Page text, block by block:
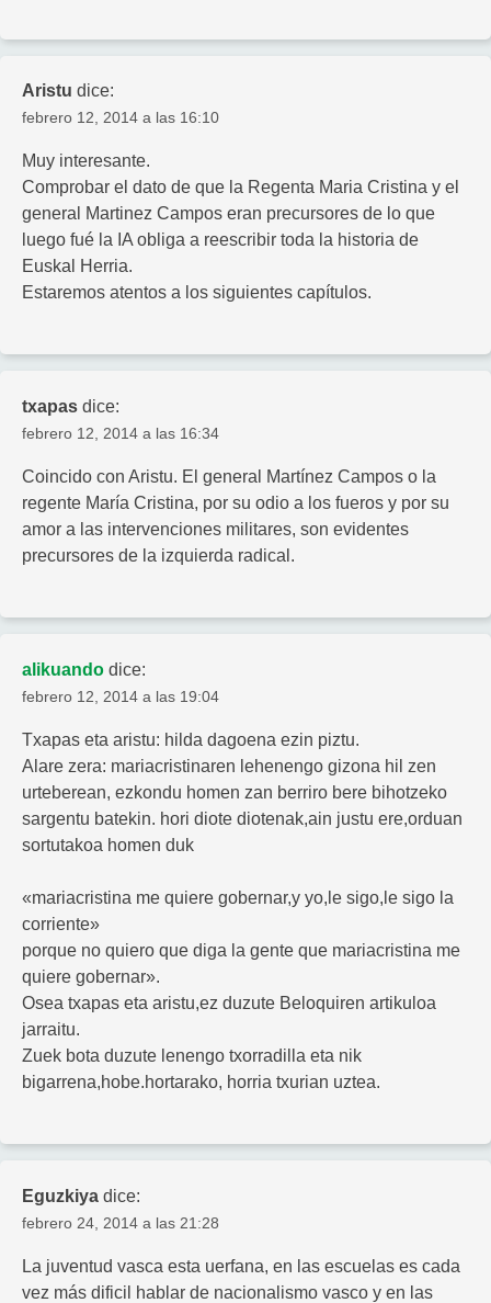
Aristu dice:
febrero 12, 2014 a las 16:10
Muy interesante.
Comprobar el dato de que la Regenta Maria Cristina y el
general Martinez Campos eran precursores de lo que
luego fué la IA obliga a reescribir toda la historia de
Euskal Herria.
Estaremos atentos a los siguientes capítulos.
txapas dice:
febrero 12, 2014 a las 16:34
Coincido con Aristu. El general Martínez Campos o la
regente María Cristina, por su odio a los fueros y por su
amor a las intervenciones militares, son evidentes
precursores de la izquierda radical.
alikuando dice:
febrero 12, 2014 a las 19:04
Txapas eta aristu: hilda dagoena ezin piztu.
Alare zera: mariacristinaren lehenengo gizona hil zen
urteberean, ezkondu homen zan berriro bere bihotzeko
sargentu batekin. hori diote diotenak,ain justu ere,orduan
sortutakoa homen duk
«mariacristina me quiere gobernar,y yo,le sigo,le sigo la
corriente»
porque no quiero que diga la gente que mariacristina me
quiere gobernar».
Osea txapas eta aristu,ez duzute Beloquiren artikuloa
jarraitu.
Zuek bota duzute lenengo txorradilla eta nik
bigarrena,hobe.hortarako, horria txurian uztea.
Eguzkiya dice:
febrero 24, 2014 a las 21:28
La juventud vasca esta uerfana, en las escuelas es cada
vez más dificil hablar de nacionalismo vasco y en las